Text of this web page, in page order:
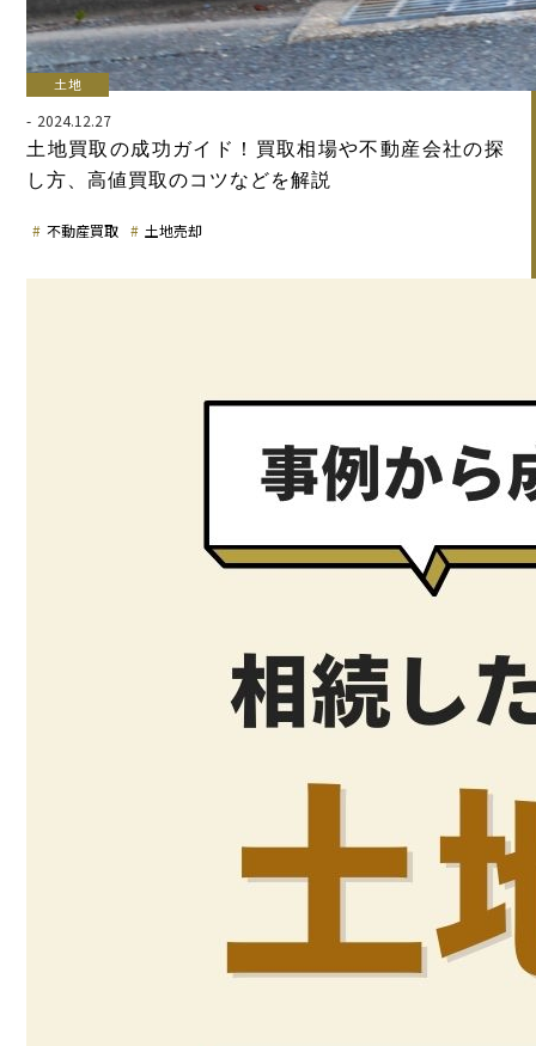
土地
2024.12.27
土地買取の成功ガイド！買取相場や不動産会社の探
し方、高値買取のコツなどを解説
不動産買取 土地売却